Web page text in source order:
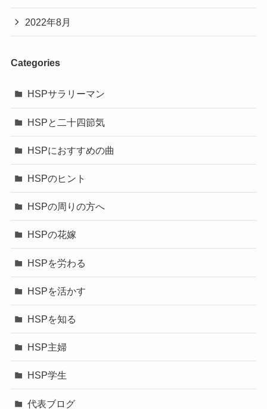
2022年8月
Categories
HSPサラリーマン
HSPと二十四節気
HSPにおすすめの曲
HSPのヒント
HSPの周りの方へ
HSPの花嫁
HSPを労わる
HSPを活かす
HSPを知る
HSP主婦
HSP学生
代表ブログ